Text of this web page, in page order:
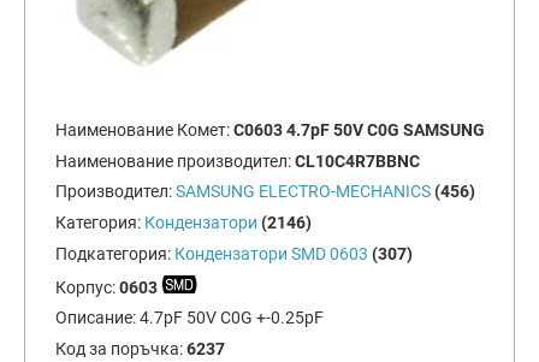
Наименование Комет:C0603 4.7pF 50V C0G SAMSUNG
Наименование производител:CL10C4R7BBNC
Производител:SAMSUNG ELECTRO-MECHANICS (456)
Категория: Кондензатори (2146)
Подкатегория: Кондензатори SMD 0603 (307)
Корпус:0603
Описание:4.7pF 50V C0G +-0.25pF
Код за поръчка:6237